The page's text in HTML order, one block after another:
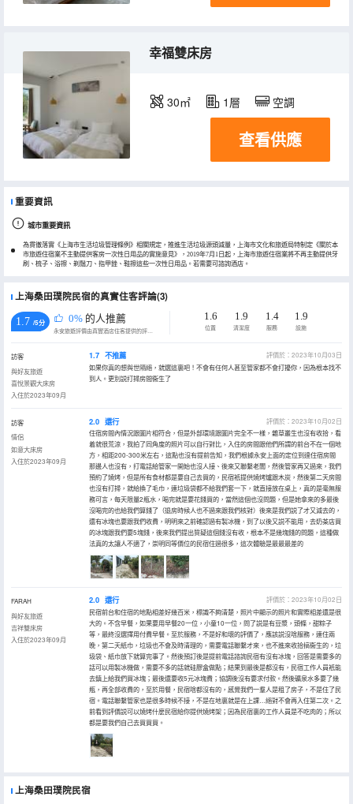
幸福雙床房
30㎡ 1層 空調
查看供應
重要資訊
城市重要資訊
為貫徹落實《上海市生活垃圾管理條例》相關規定，推進生活垃圾源頭減量，上海市文化和旅遊局特制定《關於本
市旅遊住宿業不主動提供客房一次性日用品的實施意見》，2019年7月1日起，上海市旅遊住宿業將不再主動提供牙
刷、梳子、浴擦、剃鬚刀、指甲銼、鞋擦這些一次性日用品。若需要可諮詢酒店。
上海桑田璞院民宿的真實住客評論(3)
1.7 /5分 0% 的人推薦
永安旅遊評價由真實酒店住客提供的評價。
1.6
位置
1.9
清潔度
1.4
服務
1.9
設施
訪客
與好友旅遊
喜悅景觀大床房
入住於2023年09月
1.7 不推薦
評價於：2023年10月03日
如果你真的想與世隔絕，就選這裏吧！不會有任何人甚至管家都不會打擾你，因為根本找不
到人。更別説打掃房間衞生了
訪客
情侶
如意大床房
入住於2023年09月
2.0 還行
評價於：2023年10月02日
住宿房間內情況跟圖片相符合，但是外部環境跟圖片完全不一樣，雜草叢生也沒有收拾，看
着就很荒涼，我拍了同角度的照片可以自行對比，入住的房間跟他們所謂的前台不在一個地
方，相距200-300米左右，這點也沒有提前告知，我們根據永安上面的定位到達住宿房間
那邊人也沒有，打電話給管家一開始也沒人接、後來又聯繫老闆，然後管家再又過來，我們
預約了燒烤，但是所有食材都是要自己去買的，民宿衹提供燒烤爐跟木炭，然後第二天房間
也沒有打掃，就給換了毛巾，連垃圾袋都不給我們套一下，就直接放在桌上，真的是毫無服
務可言，每天限量2瓶水，喝完就是要花錢買的，當然這個也沒問題，但是她拿來的多最後
沒喝完的也給我們算錢了（退房時候人也不過來跟我們核對）後來是我們説了才又減去的，
還有冰塊也要跟我們收費，明明來之前確認過有製冰機，到了以後又説不能用，去奶茶店買
的冰塊跟我們要5塊錢，後來我們提出質疑這個錢沒有收，根本不是幾塊錢的問題，這種做
法真的太讓人不適了，崇明同等價位的民宿住過很多，這次體驗是最最最差的
FARAH
與好友旅遊
吉祥雙床房
入住於2023年09月
2.0 還行
評價於：2023年10月02日
民宿前台和住宿的地點相差好幾百米，標識不夠清楚，照片中顯示的照片和實際相差還是很
大的。不含早餐，如果要用早餐20一位，小童10一位，問了説是有豆漿，頭條，甜粽子
等，最終沒選擇用付費早餐。至於服務，不是好和壞的評價了，應該説沒啥服務，連住兩
晚，第二天紙巾，垃圾也不會及時清理的，需要電話聯繫才來，也不進來收拾搞衞生的，垃
圾袋、紙巾放下就算完事了。然後預訂後是提前電話諮詢民宿有沒有冰塊，回答是需要多的
話可以用製冰機做，需要不多的話就硅膠盒做點；結果到最後是都沒有，民宿工作人員衹能
去鎮上給我們買冰塊；最後還要收5元冰塊費；協調後沒有要求付款。然後礦泉水多要了幾
瓶，再全部收費的，至於用餐，民宿啥都沒有的，感覺我們一羣人是租了房子，不是住了民
宿。電話聯繫管家也是很多時候不接，不是在地裏就是在上課…絕對不會再入住第二次。之
前看到評價説可以燒烤什麼民宿給你提供燒烤架；因為民宿裏的工作人員是不吃肉的；所以
都是要我們自己去買買買。
上海桑田璞院民宿